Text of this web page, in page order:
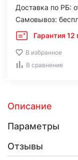
Доставка по РБ:
Самовывоз:
Гарантия 12
В избранное
В сравнение
Описание
Параметры
Отзывы